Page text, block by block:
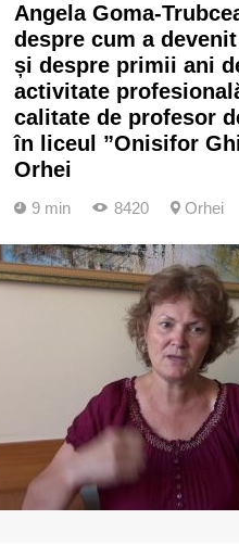
Angela Goma-
despre cum a
și despre primii ani
activitate
calitate de profesor
în liceul ”Onisifor
Orhei
9 min 8420 Orhei